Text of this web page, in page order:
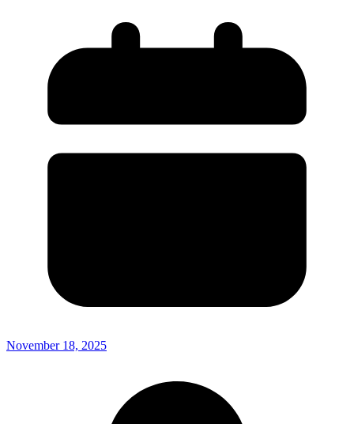
November 18, 2025